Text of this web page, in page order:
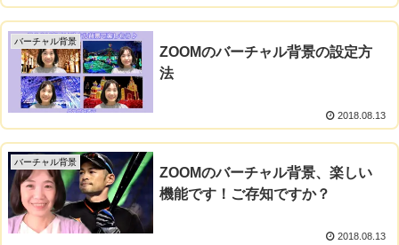
バーチャル背景
ZOOMのバーチャル背景の設定方
法
2018.08.13
バーチャル背景
ZOOMのバーチャル背景、楽しい
機能です！ご存知ですか？
2018.08.13